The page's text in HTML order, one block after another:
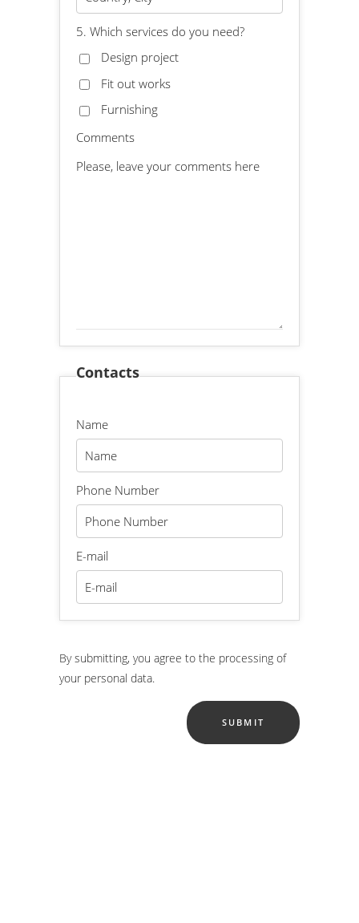
5. Which services do you need?
Design project
Fit out works
Furnishing
Comments
Contacts
Name
Phone Number
E-mail
By submitting, you agree to the processing of
your personal data.